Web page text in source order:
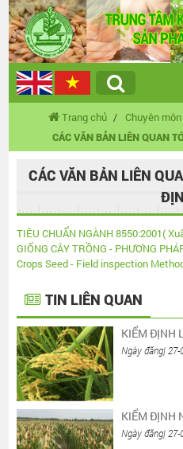
Trang chủ
Chuyên môn
CÁC VĂN BẢN LIÊN QUAN
CÁC VĂN BẢN LIÊN
TIÊU CHUẨN NGÀNH 8550:2001(
GIỐNG CÂY TRỒNG - PHƯƠNG
Crops Seed - Field inspection
TIN LIÊN QUAN
KIỂM ĐỊNH
Ngày đăng| 27-
KIỂM ĐỊNH
Ngày đăng| 27-